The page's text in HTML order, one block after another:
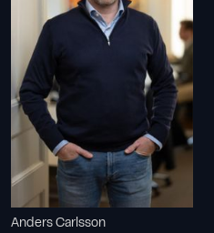
Anders Carlsson